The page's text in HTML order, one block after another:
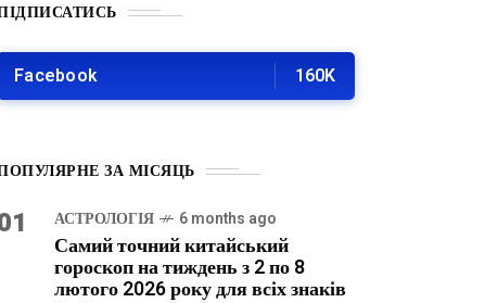
Facebook 160K
ЗА МІСЯЦЬ
АСТРОЛОГІЯ 6 months ago
Самий точний китайський
гороскоп на тиждень з 2 по 8
лютого 2026 року для всіх знаків